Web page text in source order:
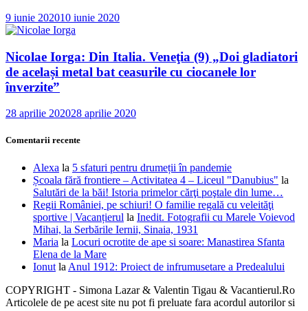
9 iunie 202010 iunie 2020
Nicolae Iorga: Din Italia. Veneţia (9) „Doi gladiatori
de același metal bat ceasurile cu ciocanele lor
înverzite”
28 aprilie 202028 aprilie 2020
Comentarii recente
Alexa la 5 sfaturi pentru drumeții în pandemie
Școala fără frontiere – Activitatea 4 – Liceul "Danubius" la
Salutări de la băi! Istoria primelor cărţi poştale din lume…
Regii României, pe schiuri! O familie regală cu veleităţi
sportive | Vacanțierul la Inedit. Fotografii cu Marele Voievod
Mihai, la Serbările Iernii, Sinaia, 1931
Maria la Locuri ocrotite de ape si soare: Manastirea Sfanta
Elena de la Mare
Ionut la Anul 1912: Proiect de infrumusetare a Predealului
COPYRIGHT - Simona Lazar & Valentin Tigau & Vacantierul.Ro
Articolele de pe acest site nu pot fi preluate fara acordul autorilor si